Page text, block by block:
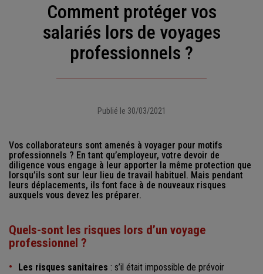
Comment protéger vos
salariés lors de voyages
professionnels ?
Publié le 30/03/2021
Vos collaborateurs sont amenés à voyager pour motifs
professionnels ? En tant qu’employeur, votre devoir de
diligence vous engage à leur apporter la même protection que
lorsqu’ils sont sur leur lieu de travail habituel. Mais pendant
leurs déplacements, ils font face à de nouveaux risques
auxquels vous devez les préparer.
Quels-sont les risques lors d’un voyage
professionnel ?
Les risques sanitaires : s’il était impossible de prévoir